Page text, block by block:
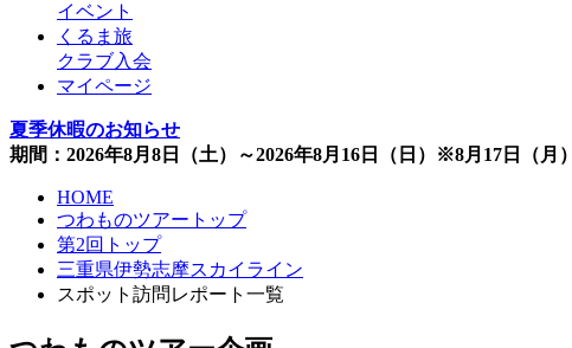
イベント
くるま旅
クラブ入会
マイページ
夏季休暇のお知らせ
期間：2026年8月8日（土）～2026年8月16日（日）※8月17日（月
HOME
つわものツアートップ
第2回トップ
三重県伊勢志摩スカイライン
スポット訪問レポート一覧